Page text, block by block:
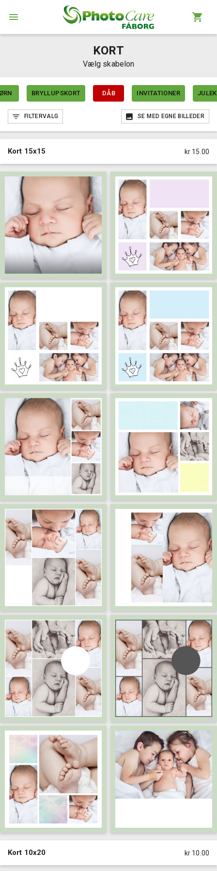
KORT
Vælg skabelon
BRYLLUPSKORT DÅB INVITATIONER
FILTERVALG SE MED EGNE BILLEDER
Kort 15x15 kr 15.00
Kort 10x20 kr 10.00